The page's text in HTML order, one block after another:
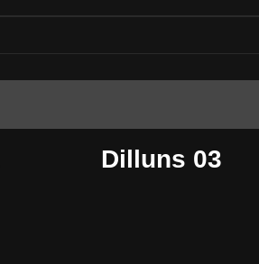
Dilluns 03